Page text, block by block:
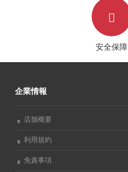
安全保障
企業情報
店舗概要
利用規約
免責事項